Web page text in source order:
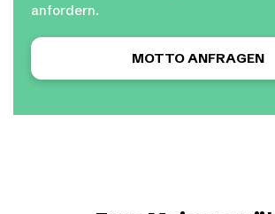
anfordern.
MOTTO ANFRAGEN